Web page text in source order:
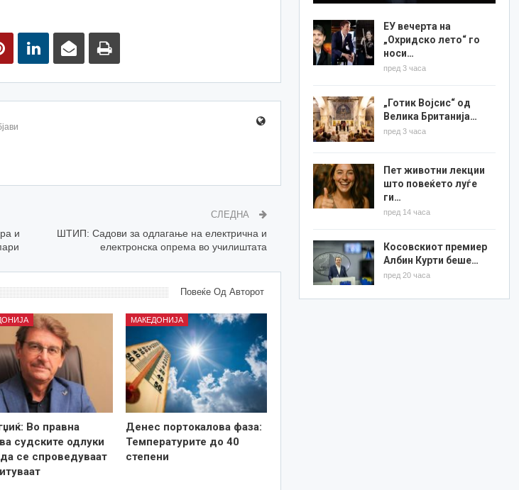
и
СЛЕДНА
ШТИП: Садови за одлагање на електрична и
електронска опрема во училиштата
Повеќе Од Авторот
Во правна
судските одлуки
се спроведуваат
МАКЕДОНИЈА
Денес портокалова фаза:
Температурите до 40
степени
ЕУ вечерта на
„Охридско лето“ го
носи…
пред 3 часа
„Готик Војсис“ од
Велика Британија…
пред 3 часа
Пет животни лекции
што повеќето луѓе
ги…
пред 14 часа
Косовскиот премиер
Албин Курти беше…
пред 20 часа